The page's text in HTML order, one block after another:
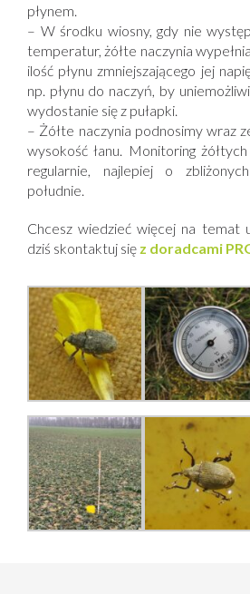
płynem.
– W środku wiosny, gdy nie
temperatur, żółte naczynia
ilość płynu zmniejszającego jej
np. płynu do naczyń, by
wydostanie się z pułapki.
– Żółte naczynia podnosimy wraz
wysokość łanu. Monitoring
regularnie, najlepiej o
południe.
Chcesz wiedzieć więcej na temat
dziś skontaktuj się z doradcami